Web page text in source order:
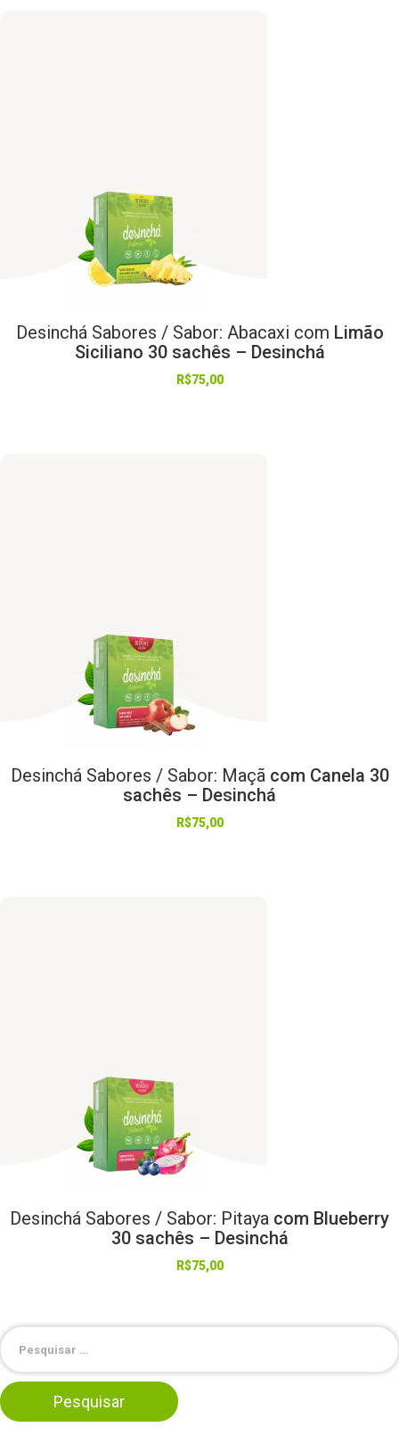
Desinchá Sabores / Sabor: Abacaxi com Limão
Siciliano 30 sachês – Desinchá
R$75,00
Desinchá Sabores / Sabor: Maçãcom Canela 30
sachês – Desinchá
R$75,00
Desinchá Sabores / Sabor: Pitaya com Blueberry
30 sachês – Desinchá
R$75,00